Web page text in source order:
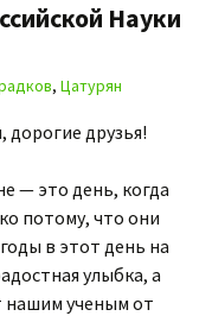
Науки
, Цатурян
дорогие друзья!
— это день, когда
потому, что они
в этот день на
улыбка, а
нашим ученым от